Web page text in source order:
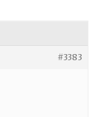
#3383